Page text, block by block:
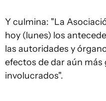
Y culmina: "La
hoy (lunes) los
las autoridades y
efectos de dar aún
involucrados".